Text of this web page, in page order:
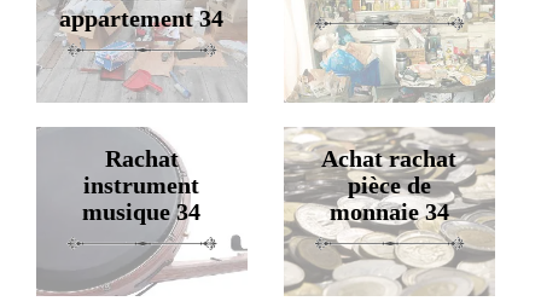
appartement 34
Rachat
instrument
musique 34
Achat rachat
pièce de
monnaie 34